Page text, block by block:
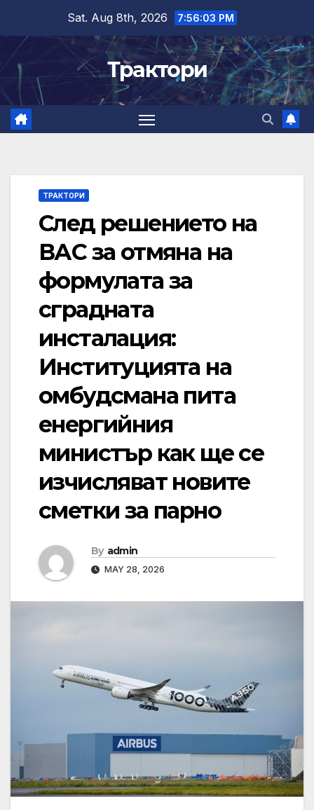
content
Sat. Aug 8th, 2026 7:56:03 PM
Трактори
ТРАКТОРИ
След решението на
ВАС за отмяна на
формулата за
сградната
инсталация:
Институцията на
омбудсмана пита
енергийния
министър как ще се
изчисляват новите
сметки за парно
By admin
MAY 28, 2026